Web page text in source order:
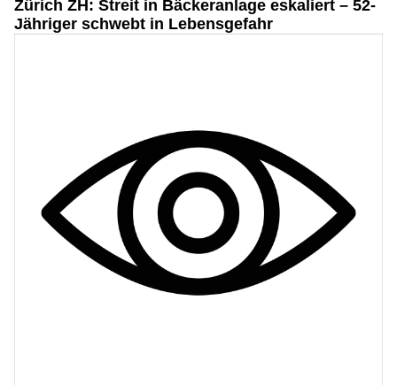
Zürich ZH: Streit in Bäckeranlage eskaliert – 52-
Jähriger schwebt in Lebensgefahr